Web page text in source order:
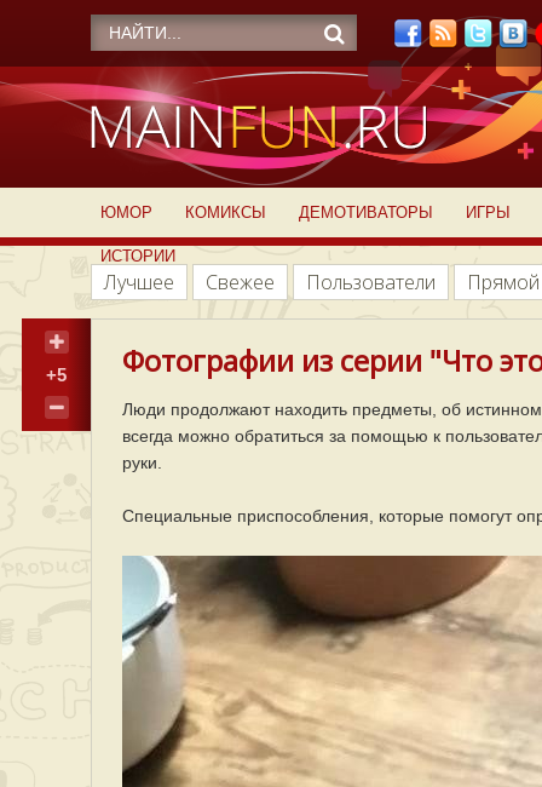
ЮМОР КОМИКСЫ ДЕМОТИВАТОРЫ ИГРЫ
ИСТОРИИ
Лучшее Свежее Пользователи
+5 Фотографии из серии "Что
Люди продолжают находить предметы, об
всегда можно обратиться за помощью к
руки.
Специальные приспособления, которые помогут